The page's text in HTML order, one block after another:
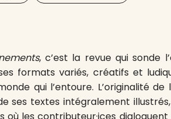
, c’est la revue qui sonde
formats variés, créatifs et
qui l’entoure. L’originalité
ses textes intégralement